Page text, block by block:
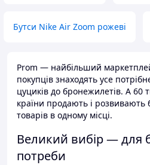
Бутси Nike Air Zoom рожеві
Prom — найбільший
покупців знаходять усе
цуциків до бронежилетів. А 60
країни продають і розвивають
товарів в одному місці.
Великий вибір — для
потреби